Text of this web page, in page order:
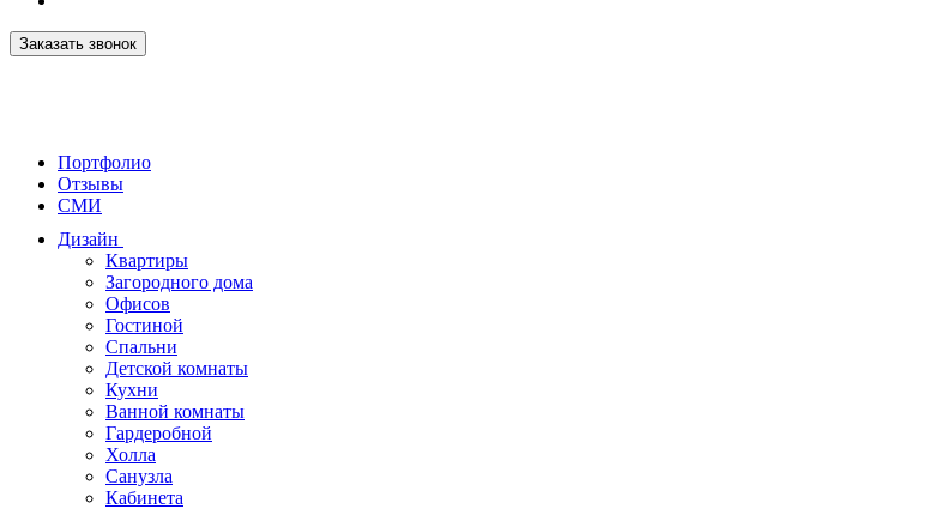
Заказать звонок
Портфолио
Отзывы
СМИ
Дизайн
Квартиры
Загородного дома
Офисов
Гостиной
Спальни
Детской комнаты
Кухни
Ванной комнаты
Гардеробной
Холла
Санузла
Кабинета